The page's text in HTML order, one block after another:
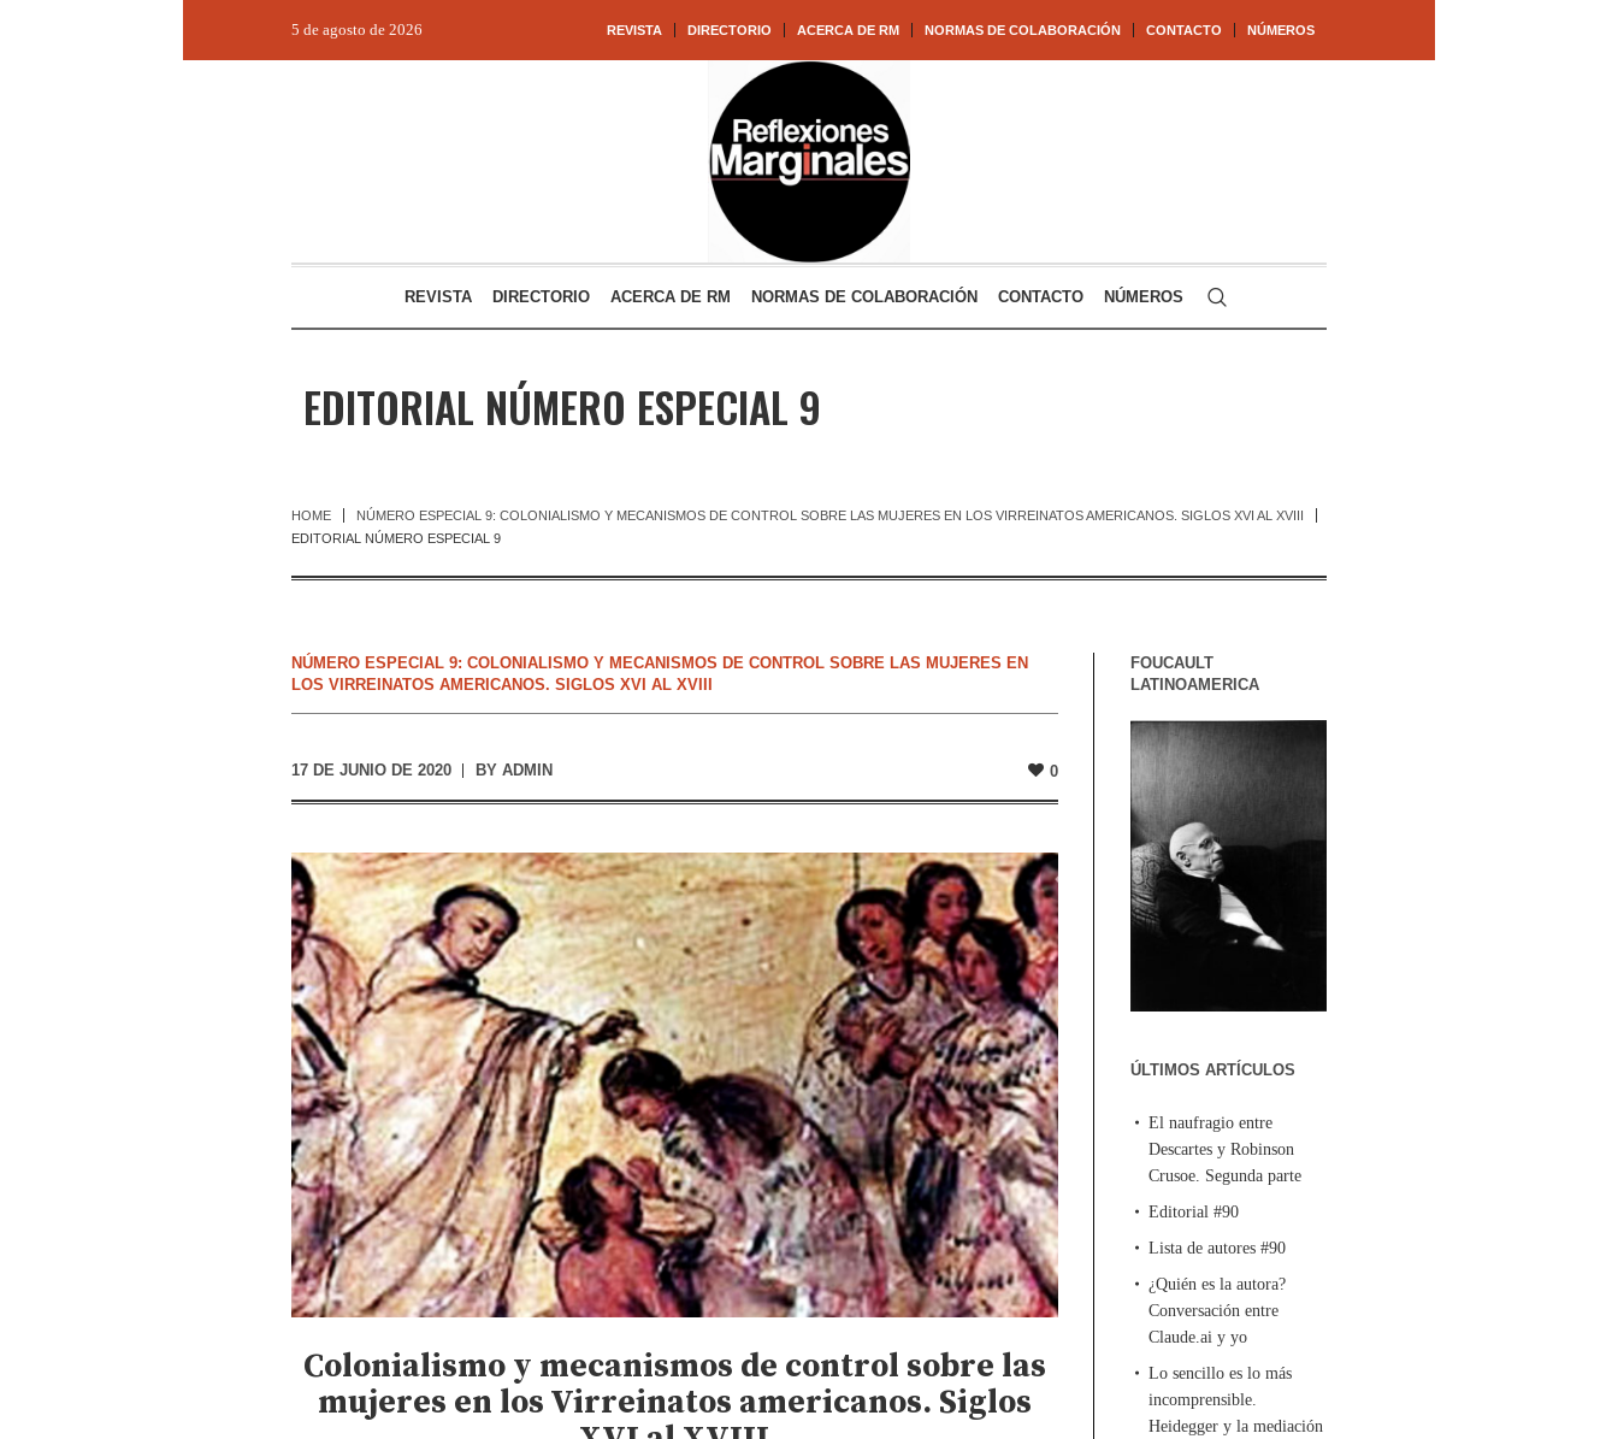
REVISTA DIRECTORIO ACERCA DE RM NORMAS DE COLABORACIÓN CONTACTO NÚMEROS
5 de agosto de 2026
REVISTA DIRECTORIO ACERCA DE RM NORMAS DE COLABORACIÓN CONTACTO NÚMEROS
EDITORIAL NÚMERO ESPECIAL 9
HOME
NÚMERO ESPECIAL 9: COLONIALISMO Y MECANISMOS DE CONTROL SOBRE LAS MUJERES EN LOS VIRREINATOS AMERICANOS. SIGLOS XVI AL XVIII
EDITORIAL NÚMERO ESPECIAL 9
NÚMERO ESPECIAL 9: COLONIALISMO Y MECANISMOS DE CONTROL SOBRE LAS MUJERES EN
LOS VIRREINATOS AMERICANOS. SIGLOS XVI AL XVIII
17 DE JUNIO DE 2020 BY ADMIN 0
Colonialismo y mecanismos de control sobre las
mujeres en los Virreinatos americanos. Siglos
FOUCAULT
LATINOAMERICA
ÚLTIMOS ARTÍCULOS
El naufragio entre
Descartes y Robinson
Crusoe. Segunda parte
Editorial #90
Lista de autores #90
¿Quién es la autora?
Conversación entre
Claude.ai y yo
Lo sencillo es lo más
incomprensible.
Heidegger y la mediación